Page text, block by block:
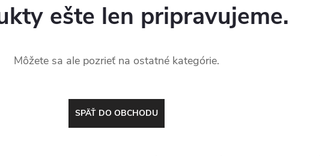
ešte len pripravujeme.
Môžete sa ale pozrieť na ostatné kategórie.
SPÄŤ DO OBCHODU